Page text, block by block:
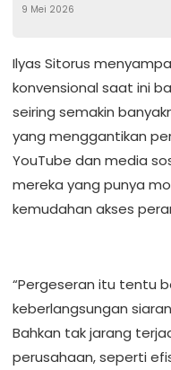
Martoba Juara Umum
9 Mei 2026
Ilyas Sitorus
konvensional saat ini
seiring semakin
yang menggantikan
YouTube dan media
mereka yang punya
kemudahan akses
“Pergeseran itu tentu
keberlangsungan
Bahkan tak jarang
perusahaan, seperti